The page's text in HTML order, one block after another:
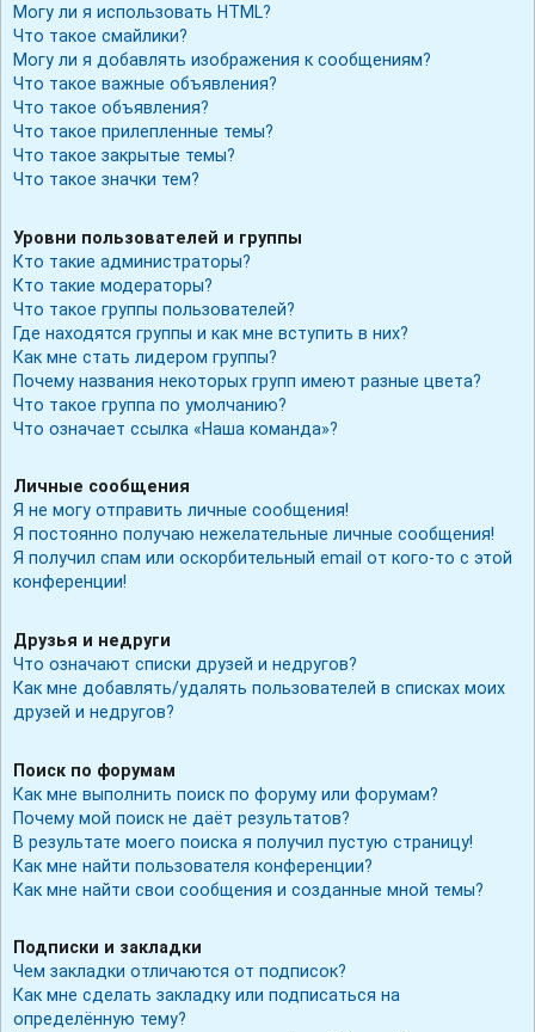
Могу ли я использовать HTML?
Что такое смайлики?
Могу ли я добавлять изображения к сообщениям?
Что такое важные объявления?
Что такое объявления?
Что такое прилепленные темы?
Что такое закрытые темы?
Что такое значки тем?
Уровни пользователей и группы
Кто такие администраторы?
Кто такие модераторы?
Что такое группы пользователей?
Где находятся группы и как мне вступить в них?
Как мне стать лидером группы?
Почему названия некоторых групп имеют разные цвета?
Что такое группа по умолчанию?
Что означает ссылка «Наша команда»?
Личные сообщения
Я не могу отправить личные сообщения!
Я постоянно получаю нежелательные личные сообщения!
Я получил спам или оскорбительный email от кого-то с этой
конференции!
Друзья и недруги
Что означают списки друзей и недругов?
Как мне добавлять/удалять пользователей в списках моих
друзей и недругов?
Поиск по форумам
Как мне выполнить поиск по форуму или форумам?
Почему мой поиск не даёт результатов?
В результате моего поиска я получил пустую страницу!
Как мне найти пользователя конференции?
Как мне найти свои сообщения и созданные мной темы?
Подписки и закладки
Чем закладки отличаются от подписок?
Как мне сделать закладку или подписаться на
определённую тему?